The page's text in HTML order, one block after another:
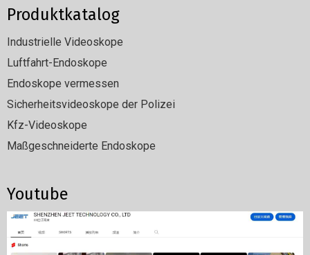
Produktkatalog
Industrielle Videoskope
Luftfahrt-Endoskope
Endoskope vermessen
Sicherheitsvideoskope der Polizei
Kfz-Videoskope
Maßgeschneiderte Endoskope
Youtube